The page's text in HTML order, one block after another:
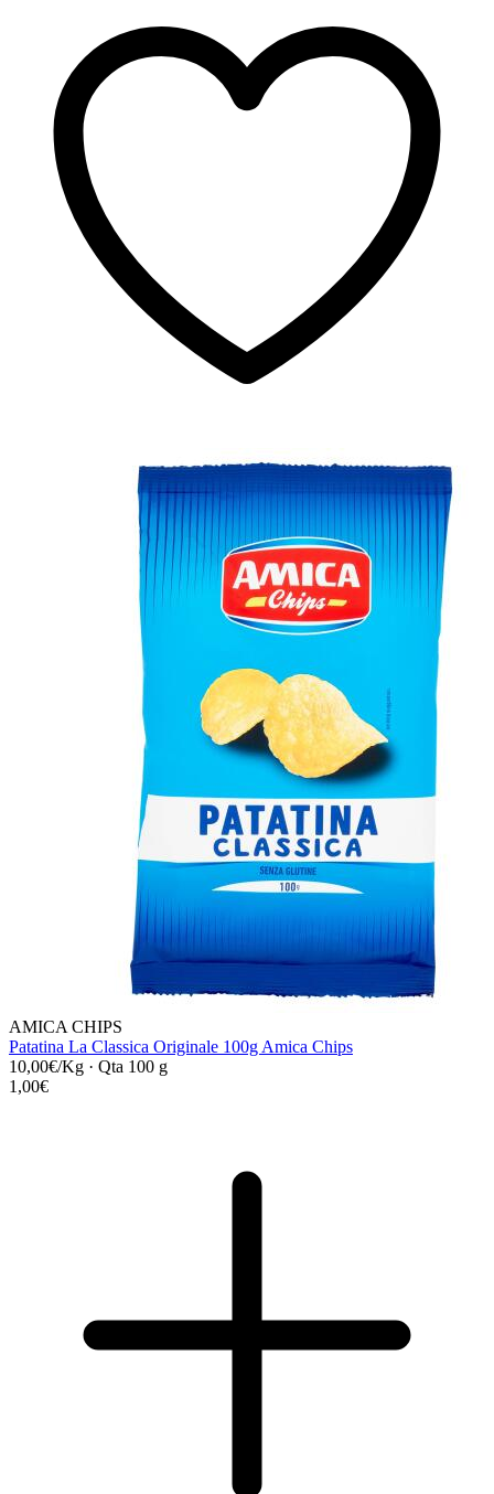
AMICA CHIPS
Patatina La Classica Originale 100g Amica Chips
10,00€/Kg · Qta 100 g
1,00€